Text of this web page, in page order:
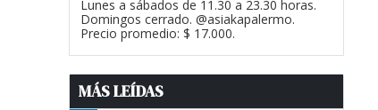
Lunes a sábados de 11.30 a 23.30 horas.
Domingos cerrado. @asiakapalermo.
Precio promedio: $ 17.000.
MÁS LEÍDAS